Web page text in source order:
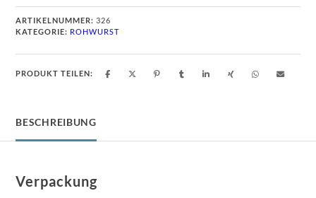
ARTIKELNUMMER: 326
KATEGORIE: ROHWURST
PRODUKT TEILEN:
BESCHREIBUNG
Verpackung